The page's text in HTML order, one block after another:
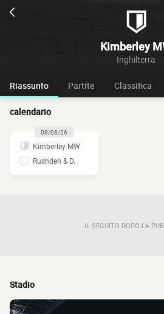
Kimberley
Inghilterra
Riassunto Partite Classifica
calendario
08/08/26
Kimberley MW
Rushden & D.
IL SEGUITO DOPO LA
Stadio